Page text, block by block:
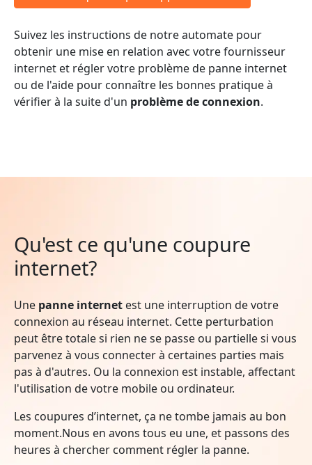
Suivez les instructions de notre automate pour
obtenir une mise en relation avec votre fournisseur
internet et régler votre problème de panne internet
ou de l'aide pour connaître les bonnes pratique à
vérifier à la suite d'un problème de connexion.
Qu'est ce qu'une coupure
internet?
Une panne internet est une interruption de votre
connexion au réseau internet. Cette perturbation
peut être totale si rien ne se passe ou partielle si vous
parvenez à vous connecter à certaines parties mais
pas à d'autres. Ou la connexion est instable, affectant
l'utilisation de votre mobile ou ordinateur.
Les coupures d’internet, ça ne tombe jamais au bon
moment.Nous en avons tous eu une, et passons des
heures à chercher comment régler la panne.